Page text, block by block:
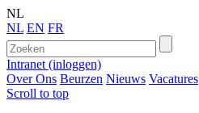
NL
NL EN FR
Intranet (inloggen)
Over Ons Beurzen Nieuws Vacatures
Scroll to top